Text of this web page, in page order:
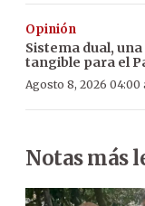
Opinión
Sistema dual,
tangible para el
Agosto 8, 2026 04:00
Notas más